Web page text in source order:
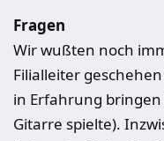
Fragen
Wir wußten noch
Filialleiter
in Erfahrung
Gitarre spielte).